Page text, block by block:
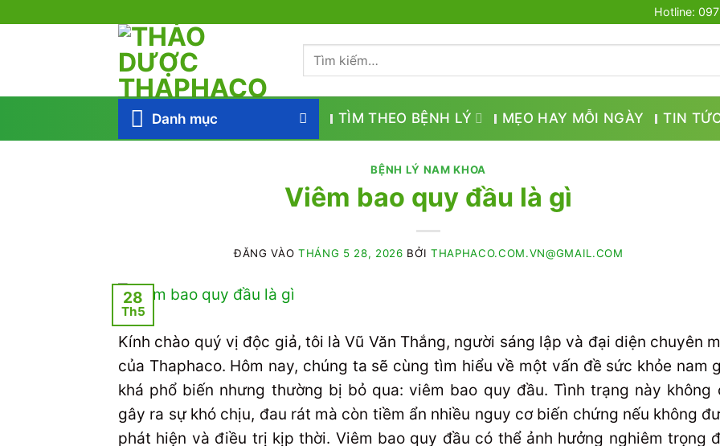
Hotline:
Tìm
Danh mục TÌM THEO BỆNH LÝ MẸO HAY MỖI NGÀY TIN
BỆNH LÝ NAM KHOA
Viêm bao quy đầu là gì
ĐĂNG VÀO THÁNG 5 28, 2026 BỞI THAPHACO.COM.VN@GMAIL.COM
28
Th5
Kính chào quý vị độc giả, tôi là Vũ Văn Thắng, người sáng lập và đại diện chuyên
của Thaphaco. Hôm nay, chúng ta sẽ cùng tìm hiểu về một vấn đề sức khỏe nam
khá phổ biến nhưng thường bị bỏ qua: viêm bao quy đầu. Tình trạng này không
gây ra sự khó chịu, đau rát mà còn tiềm ẩn nhiều nguy cơ biến chứng nếu không
phát hiện và điều trị kịp thời. Viêm bao quy đầu có thể ảnh hưởng nghiêm trọng